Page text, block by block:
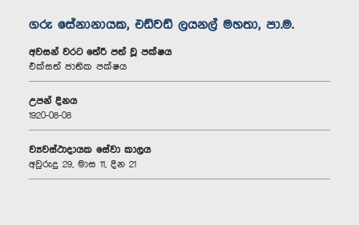
ගරු සේනානායක, එඩ්වඩ් ලයනල් මහතා, පා.ම.
අවසන් වරට තේරී පත් වූ පක්ෂය
එක්සත් ජාතික පක්ෂය
උපන් දිනය
1920-08-08
ව්‍යවස්ථාදායක සේවා කාලය
අවුරුදු 29, මාස 11, දින 21